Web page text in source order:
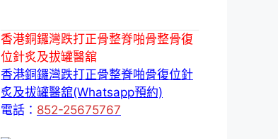
香港銅鑼灣跌打正骨整脊啪骨整骨復
位針炙及拔罐醫舘
香港銅鑼灣跌打正骨整脊啪骨復位針
炙及拔罐醫舘(Whatsapp預約)
電話： 852-25675767